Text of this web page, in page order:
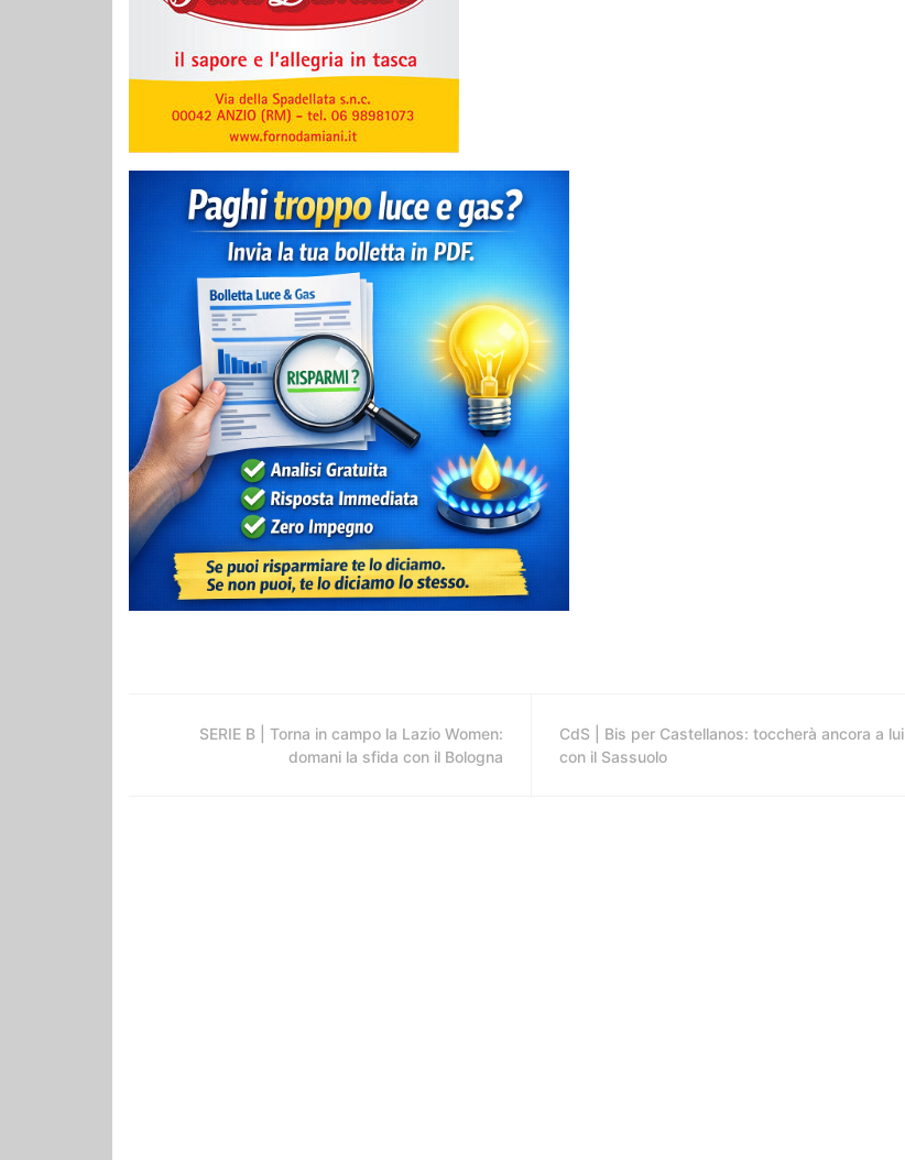
SERIE B | Torna in campo la Lazio Women:
domani la sfida con il Bologna
CdS | Bis per Castellanos: toccherà ancora a lui
con il Sassuolo